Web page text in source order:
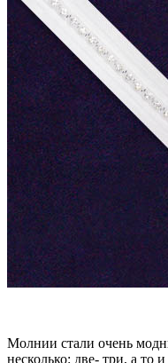
Молнии стали очень
несколько: две- три, а то